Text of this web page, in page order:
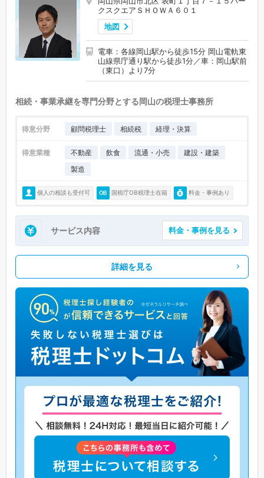
クスクエアＳＨＯＷＡ６０１
地図
電車：各線岡山駅から徒歩15分 岡山電軌東
山線県庁通り駅から徒歩1分／車：岡山駅前
（東口）より7分
相続・事業承継を専門分野とする岡山の税理士事務所
得意分野 顧問税理士 相続税 経理・決算
得意業種 不動産 飲食 流通・小売
建設・建築
製造
個人の相談も受付可 国税庁OB税理士在籍 料金・事例あり
サービス内容 料金・事例を見る
詳細を見る